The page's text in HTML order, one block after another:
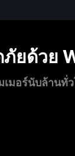
ยด้วย
มอร์นับล้านทั่